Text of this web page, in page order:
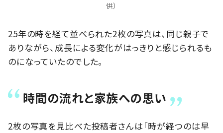
供）
25年の時を経て並べられた2枚の写真は、同じ親子で
ありながら、成長による変化がはっきりと感じられるも
のになっていたのでした。
時間の流れと家族への思い
2枚の写真を見比べた投稿者さんは「時が経つのは早